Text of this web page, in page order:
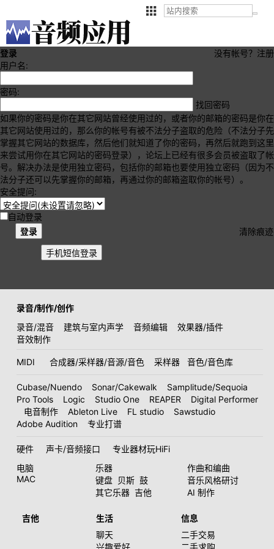
没有帐号？ 注册
登录
用户名:
密码:
找回密码
如果你的密码是你在其它网站曾经使用过的，或者你的邮箱的密码是你在
其它网站使用过的，那么你的帐号有被不法分子盗取的危险（不法分子先
掌握其它网站的数据库，然后他们就知道了你的密码，再然后就跑到这里
来尝试用你在其它网站的密码登录），论坛上已经有很多会员被盗取了帐
号。解决办法是使用独立密码，包括你的邮箱也要使用独立密码（因为不
法分子还可以先掌握你的邮箱，再通过你的邮箱盗取你的帐号）。
安全提问:
自动登录
登录
清除痕迹
手机短信登录
录音/制作/创作
录音/混音
建筑与室内声学 音频编辑
效果器/插件
音效制作
MIDI 合成器/采样器/音源/音色 采样器 音色/音色库
Cubase/Nuendo Sonar/Cakewalk
Samplitude/Sequoia
Pro Tools
Logic Studio One REAPER
Digital Performer
电音制作
Ableton Live FL studio
Sawstudio
Adobe Audition
专业打谱
硬件 声卡/音频接口
专业器材玩HiFi
电脑
MAC
乐器
键盘 贝斯 鼓
其它乐器 吉他
作曲和编曲
音乐风格研讨
AI 制作
吉他
生活
聊天
信息
二手交易